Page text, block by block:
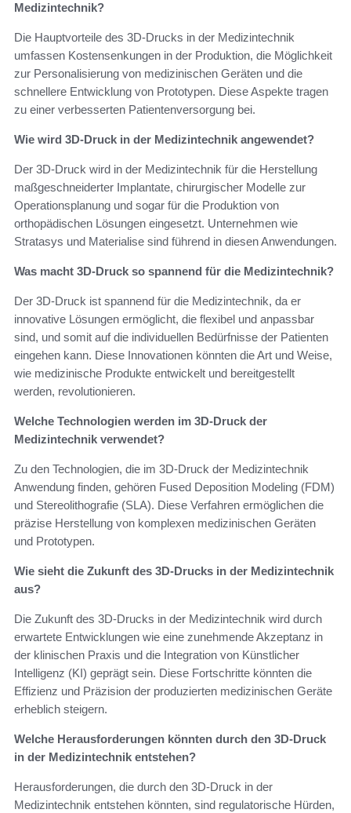
Medizintechnik?
Die Hauptvorteile des 3D-Drucks in der Medizintechnik
umfassen Kostensenkungen in der Produktion, die Möglichkeit
zur Personalisierung von medizinischen Geräten und die
schnellere Entwicklung von Prototypen. Diese Aspekte tragen
zu einer verbesserten Patientenversorgung bei.
Wie wird 3D-Druck in der Medizintechnik angewendet?
Der 3D-Druck wird in der Medizintechnik für die Herstellung
maßgeschneiderter Implantate, chirurgischer Modelle zur
Operationsplanung und sogar für die Produktion von
orthopädischen Lösungen eingesetzt. Unternehmen wie
Stratasys und Materialise sind führend in diesen Anwendungen.
Was macht 3D-Druck so spannend für die Medizintechnik?
Der 3D-Druck ist spannend für die Medizintechnik, da er
innovative Lösungen ermöglicht, die flexibel und anpassbar
sind, und somit auf die individuellen Bedürfnisse der Patienten
eingehen kann. Diese Innovationen könnten die Art und Weise,
wie medizinische Produkte entwickelt und bereitgestellt
werden, revolutionieren.
Welche Technologien werden im 3D-Druck der
Medizintechnik verwendet?
Zu den Technologien, die im 3D-Druck der Medizintechnik
Anwendung finden, gehören Fused Deposition Modeling (FDM)
und Stereolithografie (SLA). Diese Verfahren ermöglichen die
präzise Herstellung von komplexen medizinischen Geräten
und Prototypen.
Wie sieht die Zukunft des 3D-Drucks in der Medizintechnik
aus?
Die Zukunft des 3D-Drucks in der Medizintechnik wird durch
erwartete Entwicklungen wie eine zunehmende Akzeptanz in
der klinischen Praxis und die Integration von Künstlicher
Intelligenz (KI) geprägt sein. Diese Fortschritte könnten die
Effizienz und Präzision der produzierten medizinischen Geräte
erheblich steigern.
Welche Herausforderungen könnten durch den 3D-Druck
in der Medizintechnik entstehen?
Herausforderungen, die durch den 3D-Druck in der
Medizintechnik entstehen könnten, sind regulatorische Hürden,